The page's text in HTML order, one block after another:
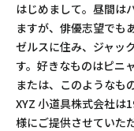
はじめまして。昼間は
ますが、俳優志望でも
ゼルスに住み、ジャッ
す。好きなものはピニ
または、このようなも
XYZ 小道具株式会社は
様にご提供させていた